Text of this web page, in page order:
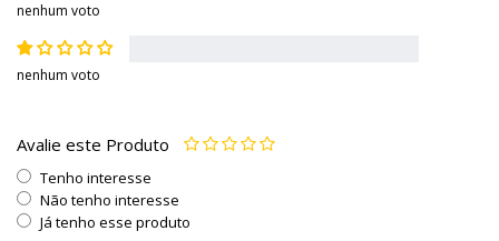
nenhum voto
nenhum voto
Avalie este Produto
Tenho interesse
Não tenho interesse
Já tenho esse produto